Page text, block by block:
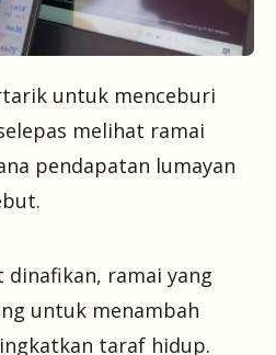
untuk menceburi
melihat ramai
pendapatan lumayan
ramai yang
untuk menambah
taraf hidup.